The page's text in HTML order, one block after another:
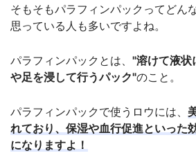
そもそもパラフィンパックってどん
思っている人も多いですよね。
パラフィンパックとは、 "溶けて液状
や足を浸して行うパック"のこと。
パラフィンパックで使うロウには、
れており、保湿や血行促進といった
になりますよ！